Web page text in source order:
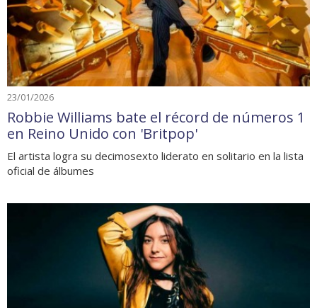
23/01/2026
Robbie Williams bate el récord de números 1
en Reino Unido con 'Britpop'
El artista logra su decimosexto liderato en solitario en la lista
oficial de álbumes